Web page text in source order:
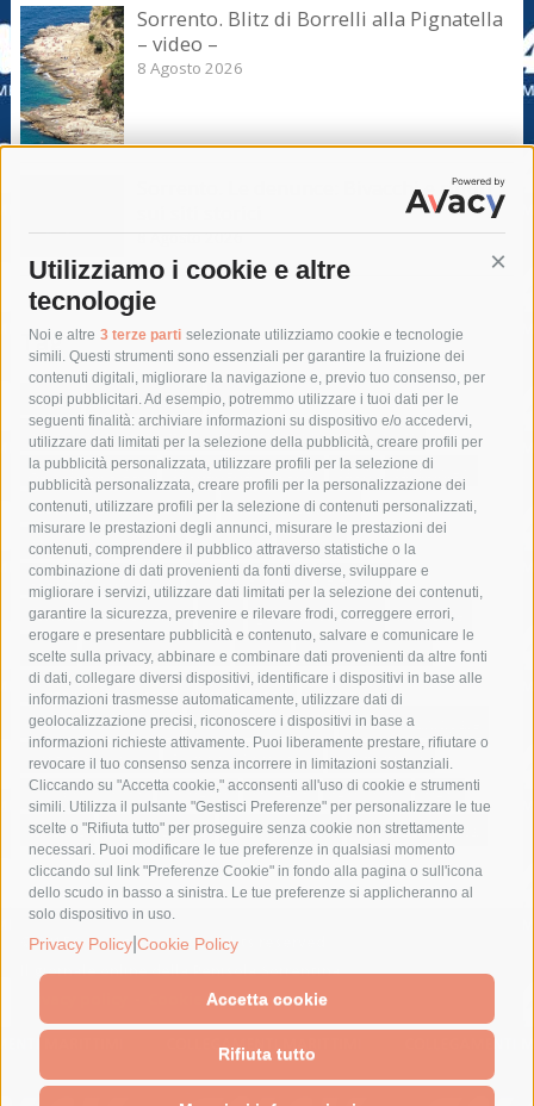
Utilizziamo i cookie e altre
tecnologie
Noi e altre 3 terze parti selezionate utilizziamo cookie e tecnologie
simili. Questi strumenti sono essenziali per garantire la fruizione dei
contenuti digitali, migliorare la navigazione e, previo tuo consenso, per
scopi pubblicitari. Ad esempio, potremmo utilizzare i tuoi dati per le
seguenti finalità: archiviare informazioni su dispositivo e/o accedervi,
utilizzare dati limitati per la selezione della pubblicità, creare profili per
la pubblicità personalizzata, utilizzare profili per la selezione di
pubblicità personalizzata, creare profili per la personalizzazione dei
contenuti, utilizzare profili per la selezione di contenuti personalizzati,
misurare le prestazioni degli annunci, misurare le prestazioni dei
contenuti, comprendere il pubblico attraverso statistiche o la
combinazione di dati provenienti da fonti diverse, sviluppare e
migliorare i servizi, utilizzare dati limitati per la selezione dei contenuti,
garantire la sicurezza, prevenire e rilevare frodi, correggere errori,
erogare e presentare pubblicità e contenuto, salvare e comunicare le
scelte sulla privacy, abbinare e combinare dati provenienti da altre fonti
di dati, collegare diversi dispositivi, identificare i dispositivi in base alle
informazioni trasmesse automaticamente, utilizzare dati di
geolocalizzazione precisi, riconoscere i dispositivi in base a
informazioni richieste attivamente. Puoi liberamente prestare, rifiutare o
revocare il tuo consenso senza incorrere in limitazioni sostanziali.
Cliccando su "Accetta cookie," acconsenti all'uso di cookie e strumenti
simili. Utilizza il pulsante "Gestisci Preferenze" per personalizzare le tue
scelte o "Rifiuta tutto" per proseguire senza cookie non strettamente
necessari. Puoi modificare le tue preferenze in qualsiasi momento
cliccando sul link "Preferenze Cookie" in fondo alla pagina o sull'icona
dello scudo in basso a sinistra. Le tue preferenze si applicheranno al
solo dispositivo in uso.
Privacy Policy Cookie Policy
Accetta cookie
Rifiuta tutto
Sorrento. Blitz di Borrelli alla Pignatella
– video –
8 Agosto 2026
Sorrento. Le denunce: Bivacchi e rifiuti
8 Agosto 2026
Tag
acqua allerta meteo
anas
area marina protetta di punta campanella
arresto
Asl Napoli 3 sud
capitaneria di porto capri
carabinieri
castellammare di stabia
circumvesuviana
comune di sorrento
concerto
contagi
costiera amalfitana
covid-19 eav
elezioni
fondazione sorrento
gori guardia costiera
incidente
lavori
lorenzo balducelli mare
massa lubrense
massimo coppola
Meta napoli
ordinanza
penisola sorrentina
piano di sorrento
polizia municipale
protezione civile
Regione Campania
sant'agnello
sindaco cuomo
sorrento studenti temporali
treni
turismo
Vico Equense villa fiorentino vincenzo de luca
© 2015 SorrentoPress. All rights reserved.
Il giornale online della Penisola Sorrentina
Cookie Policy